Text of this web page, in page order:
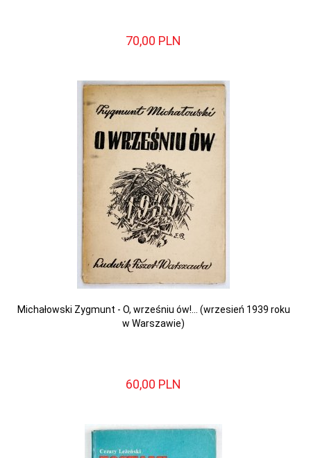
70,00 PLN
Michałowski Zygmunt - O, wrześniu ów!... (wrzesień 1939 roku
w Warszawie)
60,00 PLN